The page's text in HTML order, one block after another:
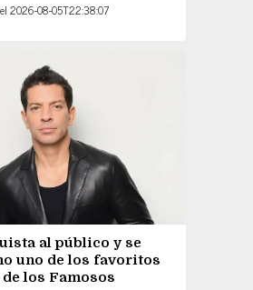
el 2026-08-05T22:38:07
al público y se
uno de los favoritos
de los Famosos